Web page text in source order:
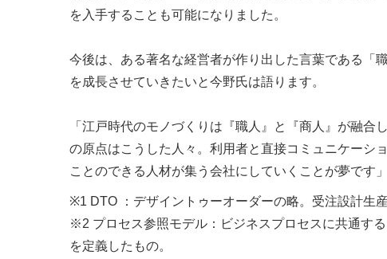
を入手することも可能になりました。
今後は、ある著名な経営者が作り出した言葉である「
を成長させていきたいと今野氏は語ります。
「江戸時代のモノづくりは『職人』と『商人』が融合
の原点はこうした人々。利用者と直接コミュニケーシ
ことのできる人材が集う会社にしていくことが夢です
※1 DTO ：デザイントゥーオーダーの略。受注設計生産
※2 プロセス参照モデル：ビジネスプロセスに共通す
を定義したもの。